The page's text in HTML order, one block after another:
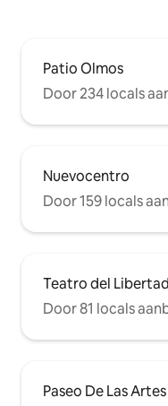
Patio Olmos
Door 234 locals
Nuevocentro
Door 159 locals
Teatro del
Door 81 locals
Paseo De Las Artes